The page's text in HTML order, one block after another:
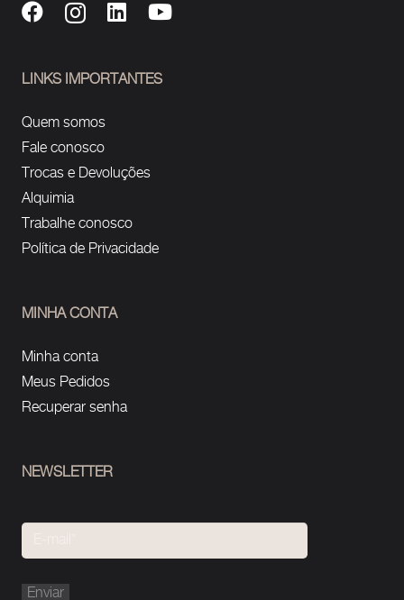
LINKS IMPORTANTES
Quem somos
Fale conosco
Trocas e Devoluções
Alquimia
Trabalhe conosco
Política de Privacidade
MINHA CONTA
Minha conta
Meus Pedidos
Recuperar senha
NEWSLETTER
Please